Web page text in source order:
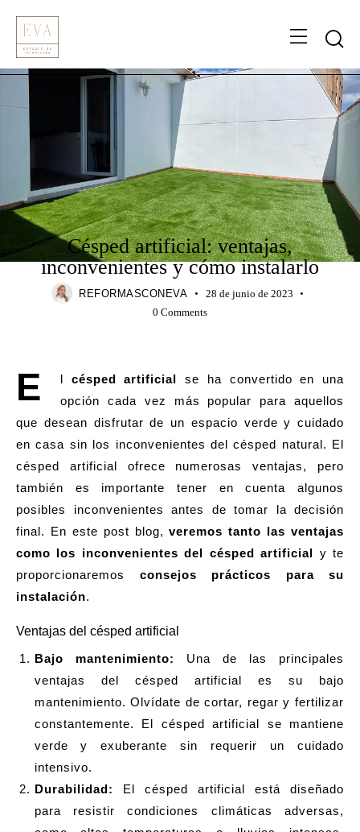
BLOG DECORACIÓN HOGAR
INTERIORISMO TENDENCIAS
Césped artificial: ventajas,
inconvenientes y cómo instalarlo
REFORMASCONEVA
28 de junio de 2023
0 Comments
E l césped artificial se ha convertido en una
opción cada vez más popular para aquellos
que desean disfrutar de un espacio verde y cuidado
en casa sin los inconvenientes del césped natural. El
césped artificial ofrece numerosas ventajas, pero
también es importante tener en cuenta algunos
posibles inconvenientes antes de tomar la decisión
final. En este post blog,veremos tanto las ventajas
como los inconvenientes del césped artificial y te
proporcionaremos consejos prácticos para su
instalación.
Ventajas del césped artificial
Bajo mantenimiento: Una de las principales
ventajas del césped artificial es su bajo
mantenimiento. Olvídate de cortar, regar y fertilizar
constantemente. El césped artificial se mantiene
verde y exuberante sin requerir un cuidado
intensivo.
Durabilidad: El césped artificial está diseñado
para resistir condiciones climáticas adversas,